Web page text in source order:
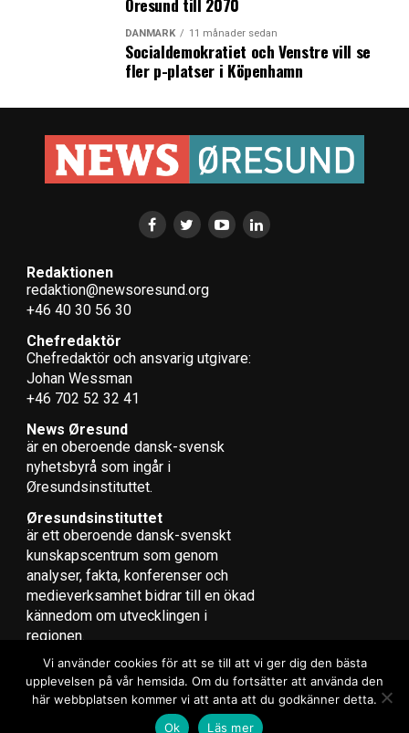
Öresund till 2070
DANMARK 11 månader sedan
Socialdemokratiet och Venstre vill se
fler p-platser i Köpenhamn
Redaktionen
redaktion@newsoresund.org
+46 40 30 56 30
Chefredaktör
Chefredaktör och ansvarig utgivare:
Johan Wessman
+46 702 52 32 41
News Øresund
är en oberoende dansk-svensk
nyhets­byrå som ingår i
Øresundsinstituttet.
Øresundsinstituttet
är ett oberoende dansk-svenskt
kunskapscentrum som genom
analyser, fakta, konferenser och
medieverksamhet bidrar till en ökad
kännedom om utvecklingen i
regionen.
Copyright © 2017 Zox News Theme. Theme by MVP Themes, powered
by WordPress.
Vi använder cookies för att se till att vi ger dig den bästa
upplevelsen på vår hemsida. Om du fortsätter att använda den
här webbplatsen kommer vi att anta att du godkänner detta.
Ok
Läs mer